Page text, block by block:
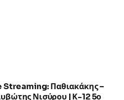
Streaming: Παθιακάκης –
Νισύρου | Κ-12 5ο